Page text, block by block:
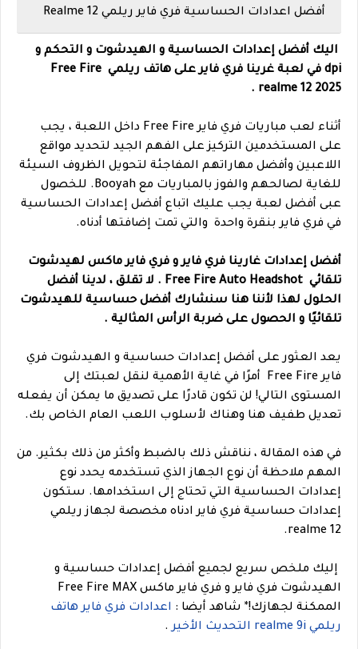
أفضل اعدادات الحساسية فري فاير ريلمي Realme 12
اليك أفضل إعدادات الحساسية و الهيدشوت و التحكم و
dpi في لعبة غرينا فري فاير على هاتف ريلمي Free Fire
realme 12 2025.
أثناء لعب مباريات فري فاير Free Fire داخل اللعبة ، يجب
على المستخدمين التركيز على الفهم الجيد لتحديد مواقع
اللاعبين وأفضل مهاراتهم المفاجئة لتحويل الظروف السيئة
للغاية لصالحهم والفوز بالمباريات مع Booyah. للخصول
عبى أفضل لعبة يجب عليك اتباع أفضل إعدادات الحساسية
في فري فاير بنقرة واحدة والتي تمت إضافتها أدناه.
أفضل إعدادات غارينا فري فاير و فري فاير ماكس لهيدشوت
تلقائي Free Fire Auto Headshot . لا تقلق ، لدينا أفضل
الحلول لهذا لأننا هنا سنشارك أفضل حساسية للهيدشوت
تلقائيًا و الحصول على ضربة الرأس المثالية .
يعد العثور على أفضل إعدادات حساسية و الهيدشوت فري
فاير Free Fire أمرًا في غاية الأهمية لنقل لعبتك إلى
المستوى التالي! لن تكون قادرًا على تصديق ما يمكن أن يفعله
تعديل طفيف هنا وهناك لأسلوب اللعب العام الخاص بك.
في هذه المقالة ، نناقش ذلك بالضبط وأكثر من ذلك بكثير. من
المهم ملاحظة أن نوع الجهاز الذي تستخدمه يحدد نوع
إعدادات الحساسية التي تحتاج إلى استخدامها. ستكون
إعدادات حساسية فري فاير ادناه مخصصة لجهاز ريلمي
realme 12.
إليك ملخص سريع لجميع أفضل إعدادات حساسية و
الهيدشوت فري فاير و فري فاير ماكس Free Fire MAX
الممكنة لجهازك!* شاهد أيضا : اعدادات فري فاير هاتف
ريلمي realme 9i التحديث الأخير
.